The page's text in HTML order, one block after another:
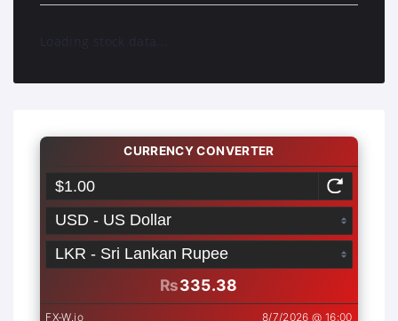
Loading stock data...